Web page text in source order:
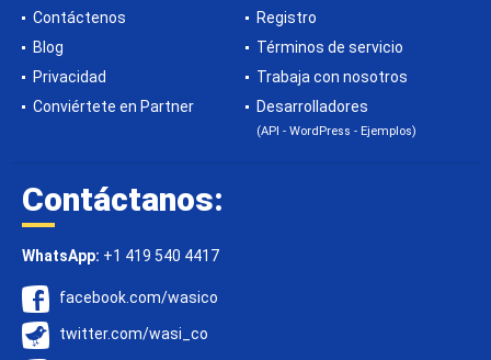
Contáctenos
Registro
Blog
Términos de servicio
Privacidad
Trabaja con nosotros
Conviértete en Partner
Desarrolladores
(API - WordPress - Ejemplos)
Contáctanos:
WhatsApp: +1 419 540 4417
facebook.com/wasico
twitter.com/wasi_co